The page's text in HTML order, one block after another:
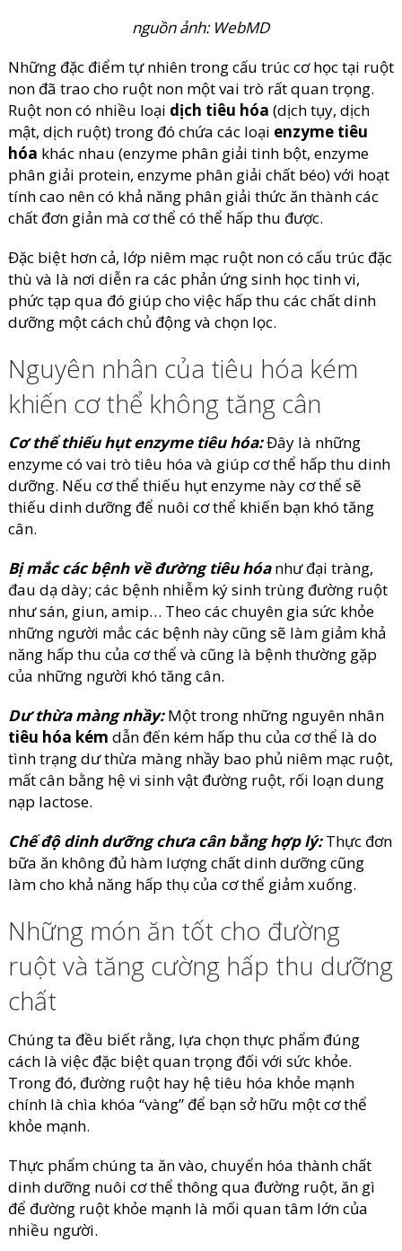
nguồn ảnh: WebMD
Những đặc điểm tự nhiên trong cấu trúc cơ học tại ruột
non đã trao cho ruột non một vai trò rất quan trọng.
Ruột non có nhiều loại dịch tiêu hóa (dịch tụy, dịch
mật, dịch ruột) trong đó chứa các loại enzyme tiêu
hóa khác nhau (enzyme phân giải tinh bột, enzyme
phân giải protein, enzyme phân giải chất béo) với hoạt
tính cao nên có khả năng phân giải thức ăn thành các
chất đơn giản mà cơ thể có thể hấp thu được.
Đặc biệt hơn cả, lớp niêm mạc ruột non có cấu trúc đặc
thù và là nơi diễn ra các phản ứng sinh học tinh vi,
phức tạp qua đó giúp cho việc hấp thu các chất dinh
dưỡng một cách chủ động và chọn lọc.
Nguyên nhân của tiêu hóa kém
khiến cơ thể không tăng cân
Cơ thể thiếu hụt enzyme tiêu hóa:Đây là những
enzyme có vai trò tiêu hóa và giúp cơ thể hấp thu dinh
dưỡng. Nếu cơ thể thiếu hụt enzyme này cơ thể sẽ
thiếu dinh dưỡng để nuôi cơ thể khiến bạn khó tăng
cân.
Bị mắc các bệnh về đường tiêu hóanhư đại tràng,
đau dạ dày; các bệnh nhiễm ký sinh trùng đường ruột
như sán, giun, amip… Theo các chuyên gia sức khỏe
những người mắc các bệnh này cũng sẽ làm giảm khả
năng hấp thu của cơ thể và cũng là bệnh thường gặp
của những người khó tăng cân.
Dư thừa màng nhầy:Một trong những nguyên nhân
tiêu hóa kém dẫn đến kém hấp thu của cơ thể là do
tình trạng dư thừa màng nhầy bao phủ niêm mạc ruột,
mất cân bằng hệ vi sinh vật đường ruột, rối loạn dung
nạp lactose.
Chế độ dinh dưỡng chưa cân bằng hợp lý:Thực đơn
bữa ăn không đủ hàm lượng chất dinh dưỡng cũng
làm cho khả năng hấp thụ của cơ thể giảm xuống.
Những món ăn tốt cho đường
ruột và tăng cường hấp thu dưỡng
chất
Chúng ta đều biết rằng, lựa chọn thực phẩm đúng
cách là việc đặc biệt quan trọng đối với sức khỏe.
Trong đó, đường ruột hay hệ tiêu hóa khỏe mạnh
chính là chìa khóa “vàng” để bạn sở hữu một cơ thể
khỏe mạnh.
Thực phẩm chúng ta ăn vào, chuyển hóa thành chất
dinh dưỡng nuôi cơ thể thông qua đường ruột, ăn gì
để đường ruột khỏe mạnh là mối quan tâm lớn của
nhiều người.